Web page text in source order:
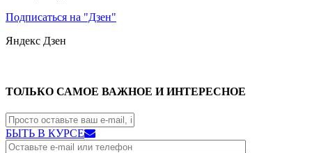
Подписаться на "Дзен"
Яндекс Дзен
ТОЛЬКО САМОЕ ВАЖНОЕ И ИНТЕРЕСНОЕ
БЫТЬ В КУРСЕ